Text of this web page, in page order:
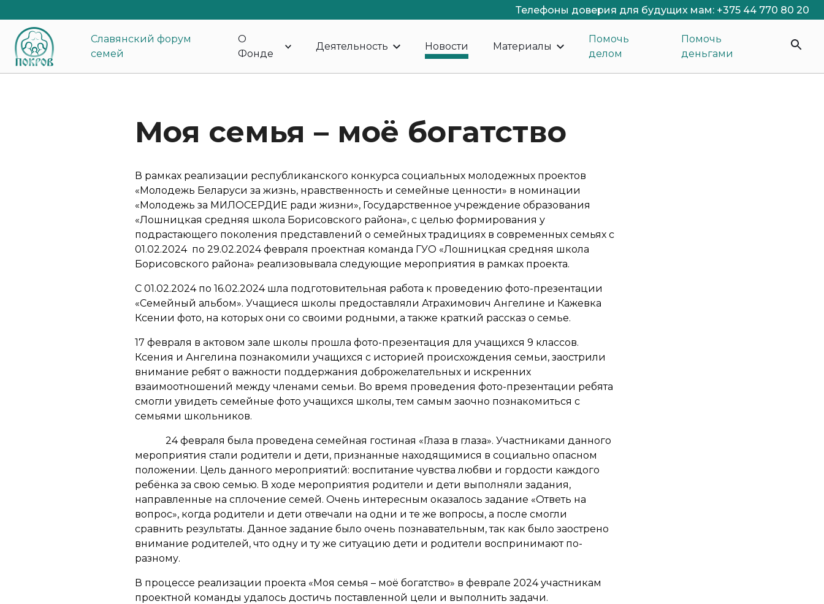
Телефоны доверия для будущих мам: +375 44 770 80 20
Славянский форум
семей
О
Фонде
Деятельность Новости Материалы
Помочь
делом
Помочь
деньгами
Моя семья – моё богатство
В рамках реализации республиканского конкурса социальных молодежных проектов
«Молодежь Беларуси за жизнь, нравственность и семейные ценности» в номинации
«Молодежь за МИЛОСЕРДИЕ ради жизни», Государственное учреждение образования
«Лошницкая средняя школа Борисовского района», с целью формирования у
подрастающего поколения представлений о семейных традициях в современных семьях с
01.02.2024 по 29.02.2024 февраля проектная команда ГУО «Лошницкая средняя школа
Борисовского района» реализовывала следующие мероприятия в рамках проекта.
С 01.02.2024 по 16.02.2024 шла подготовительная работа к проведению фото-презентации
«Семейный альбом». Учащиеся школы предоставляли Атрахимович Ангелине и Кажевка
Ксении фото, на которых они со своими родными, а также краткий рассказ о семье.
17 февраля в актовом зале школы прошла фото-презентация для учащихся 9 классов.
Ксения и Ангелина познакомили учащихся с историей происхождения семьи, заострили
внимание ребят о важности поддержания доброжелательных и искренних
взаимоотношений между членами семьи. Во время проведения фото-презентации ребята
смогли увидеть семейные фото учащихся школы, тем самым заочно познакомиться с
семьями школьников.
24 февраля была проведена семейная гостиная «Глаза в глаза». Участниками данного
мероприятия стали родители и дети, признанные находящимися в социально опасном
положении. Цель данного мероприятий: воспитание чувства любви и гордости каждого
ребёнка за свою семью. В ходе мероприятия родители и дети выполняли задания,
направленные на сплочение семей. Очень интересным оказалось задание «Ответь на
вопрос», когда родители и дети отвечали на одни и те же вопросы, а после смогли
сравнить результаты. Данное задание было очень познавательным, так как было заострено
внимание родителей, что одну и ту же ситуацию дети и родители воспринимают по-
разному.
В процессе реализации проекта «Моя семья – моё богатство» в феврале 2024 участникам
проектной команды удалось достичь поставленной цели и выполнить задачи.